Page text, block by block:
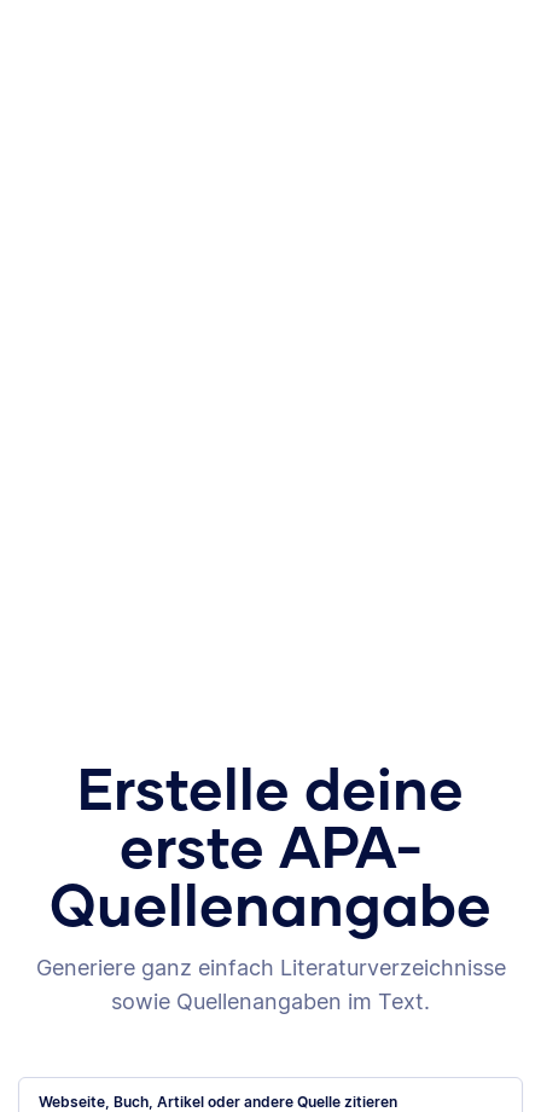
Erstelle deine
erste APA-
Quellenangabe
Generiere ganz einfach Literaturverzeichnisse
sowie Quellenangaben im Text.
Webseite, Buch, Artikel oder andere Quelle zitieren